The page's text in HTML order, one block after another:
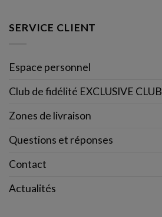
SERVICE CLIENT
Espace personnel
Club de fidélité EXCLUSIVE CLUB
Zones de livraison
Questions et réponses
Contact
Actualités